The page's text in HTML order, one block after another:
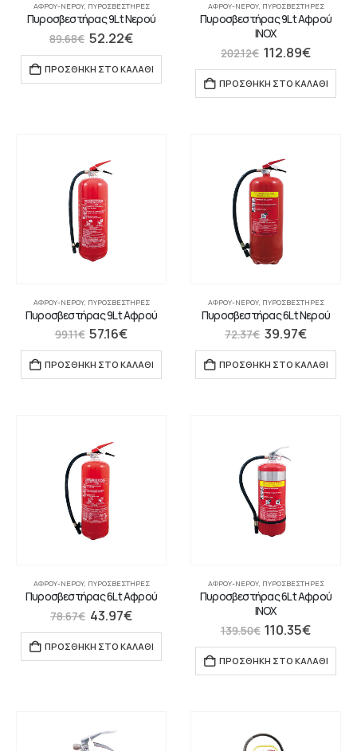
ΑΦΡΟΎ-ΝΕΡΟΎ, ΠΥΡΟΣΒΕΣΤΉΡΕΣ
Πυροσβεστήρας 9Lt Νερού
89.68€ 52.22€
ΠΡΟΣΘΉΚΗ ΣΤΟ ΚΑΛΆΘΙ
ΑΦΡΟΎ-ΝΕΡΟΎ, ΠΥΡΟΣΒΕΣΤΉΡΕΣ
Πυροσβεστήρας 9Lt Αφρού
INOX
202.12€ 112.89€
ΠΡΟΣΘΉΚΗ ΣΤΟ ΚΑΛΆΘΙ
ΑΦΡΟΎ-ΝΕΡΟΎ, ΠΥΡΟΣΒΕΣΤΉΡΕΣ
Πυροσβεστήρας 9Lt Αφρού
99.11€ 57.16€
ΠΡΟΣΘΉΚΗ ΣΤΟ ΚΑΛΆΘΙ
ΑΦΡΟΎ-ΝΕΡΟΎ, ΠΥΡΟΣΒΕΣΤΉΡΕΣ
Πυροσβεστήρας 6Lt Νερού
72.37€ 39.97€
ΠΡΟΣΘΉΚΗ ΣΤΟ ΚΑΛΆΘΙ
ΑΦΡΟΎ-ΝΕΡΟΎ, ΠΥΡΟΣΒΕΣΤΉΡΕΣ
Πυροσβεστήρας 6Lt Αφρού
78.67€ 43.97€
ΠΡΟΣΘΉΚΗ ΣΤΟ ΚΑΛΆΘΙ
ΑΦΡΟΎ-ΝΕΡΟΎ, ΠΥΡΟΣΒΕΣΤΉΡΕΣ
Πυροσβεστήρας 6Lt Αφρού
INOX
139.50€ 110.35€
ΠΡΟΣΘΉΚΗ ΣΤΟ ΚΑΛΆΘΙ